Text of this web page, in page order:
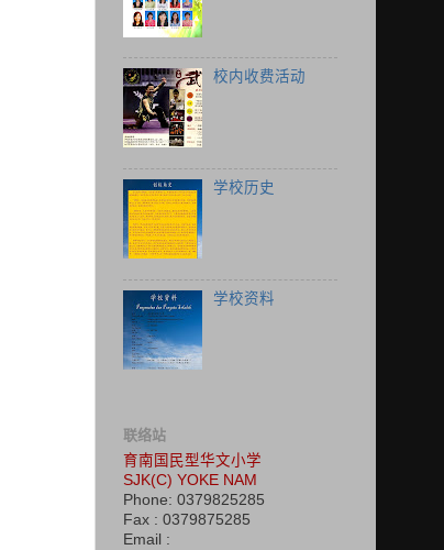
校内收费活动
学校历史
学校资料
联络站
育南国民型华文小学
SJK(C) YOKE NAM
Phone: 0379825285
Fax : 0379875285
Email :